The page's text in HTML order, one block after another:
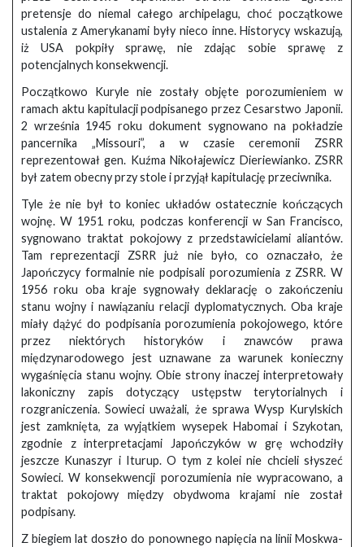
pretensje do niemal całego archipelagu, choć początkowe
ustalenia z Amerykanami były nieco inne. Historycy wskazują,
iż USA pokpiły sprawę, nie zdając sobie sprawę z
potencjalnych konsekwencji.
Początkowo Kuryle nie zostały objęte porozumieniem w
ramach aktu kapitulacji podpisanego przez Cesarstwo Japonii.
2 września 1945 roku dokument sygnowano na pokładzie
pancernika „Missouri”, a w czasie ceremonii ZSRR
reprezentował gen. Kuźma Nikołajewicz Dieriewianko. ZSRR
był zatem obecny przy stole i przyjął kapitulację przeciwnika.
Tyle że nie był to koniec układów ostatecznie kończących
wojnę. W 1951 roku, podczas konferencji w San Francisco,
sygnowano traktat pokojowy z przedstawicielami aliantów.
Tam reprezentacji ZSRR już nie było, co oznaczało, że
Japończycy formalnie nie podpisali porozumienia z ZSRR. W
1956 roku oba kraje sygnowały deklarację o zakończeniu
stanu wojny i nawiązaniu relacji dyplomatycznych. Oba kraje
miały dążyć do podpisania porozumienia pokojowego, które
przez niektórych historyków i znawców prawa
międzynarodowego jest uznawane za warunek konieczny
wygaśnięcia stanu wojny. Obie strony inaczej interpretowały
lakoniczny zapis dotyczący ustępstw terytorialnych i
rozgraniczenia. Sowieci uważali, że sprawa Wysp Kurylskich
jest zamknięta, za wyjątkiem wysepek Habomai i Szykotan,
zgodnie z interpretacjami Japończyków w grę wchodziły
jeszcze Kunaszyr i Iturup. O tym z kolei nie chcieli słyszeć
Sowieci. W konsekwencji porozumienia nie wypracowano, a
traktat pokojowy między obydwoma krajami nie został
podpisany.
Z biegiem lat doszło do ponownego napięcia na linii Moskwa-